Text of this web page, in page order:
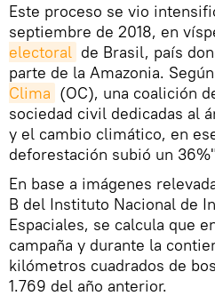
Este proceso se vio
septiembre de 2018, en
electoral de Brasil, país
parte de la Amazonia.
Clima (OC), una coalición
sociedad civil dedicadas al
y el cambio climático, en
deforestación subió un
En base a imágenes
B del Instituto Nacional de
Espaciales, se calcula que
campaña y durante la
kilómetros cuadrados de
1.769 del año anterior.